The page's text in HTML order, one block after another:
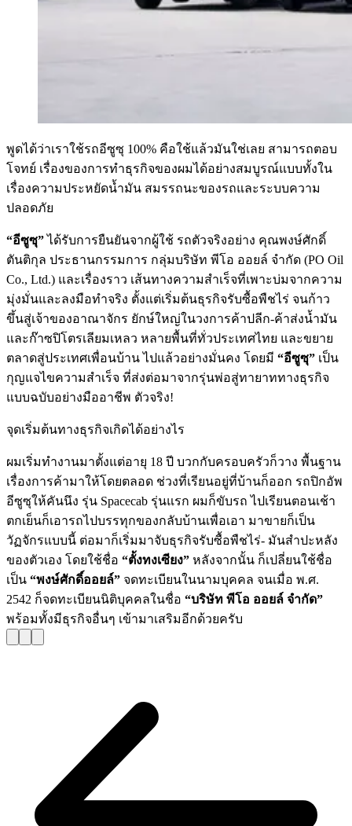
พูดได้ว่าเราใช้รถอีซูซุ 100% คือใช้แล้วมันใช่เลย สามารถตอบ
โจทย์ เรื่องของการทำธุรกิจของผมได้อย่างสมบูรณ์แบบทั้งใน
เรื่องความประหยัดน้ำมัน สมรรถนะของรถและระบบความ
ปลอดภัย
“อีซูซุ”ได้รับการยืนยันจากผู้ใช้ รถตัวจริงอย่าง คุณพงษ์ศักดิ์
ตันติกุล ประธานกรรมการ กลุ่มบริษัท พีโอ ออยล์ จำกัด (PO Oil
Co., Ltd.) และเรื่องราว เส้นทางความสำเร็จที่เพาะบ่มจากความ
มุ่งมั่นและลงมือทำจริง ตั้งแต่เริ่มต้นธุรกิจรับซื้อพืชไร่ จนก้าว
ขึ้นสู่เจ้าของอาณาจักร ยักษ์ใหญ่ในวงการค้าปลีก-ค้าส่งน้ำมัน
และก๊าซปิโตรเลียมเหลว หลายพื้นที่ทั่วประเทศไทย และขยาย
ตลาดสู่ประเทศเพื่อนบ้าน ไปแล้วอย่างมั่นคง โดยมี “อีซูซุ” เป็น
กุญแจไขความสำเร็จ ที่ส่งต่อมาจากรุ่นพ่อสู่ทายาททางธุรกิจ
แบบฉบับอย่างมืออาชีพ ตัวจริง!
จุดเริ่มต้นทางธุรกิจเกิดได้อย่างไร
ผมเริ่มทำงานมาตั้งแต่อายุ 18 ปี บวกกับครอบครัวก็วาง พื้นฐาน
เรื่องการค้ามาให้โดยตลอด ช่วงที่เรียนอยู่ที่บ้านก็ออก รถปิกอัพ
อีซูซุให้คันนึง รุ่น Spacecab รุ่นแรก ผมก็ขับรถ ไปเรียนตอนเช้า
ตกเย็นก็เอารถไปบรรทุกของกลับบ้านเพื่อเอา มาขายก็เป็น
วัฏจักรแบบนี้ ต่อมาก็เริ่มมาจับธุรกิจรับซื้อพืชไร่- มันสำปะหลัง
ของตัวเอง โดยใช้ชื่อ “ตั้งทงเซียง” หลังจากนั้น ก็เปลี่ยนใช้ชื่อ
เป็น “พงษ์ศักดิ์ออยล์” จดทะเบียนในนามบุคคล จนเมื่อ พ.ศ.
2542 ก็จดทะเบียนนิติบุคคลในชื่อ “บริษัท พีโอ ออยล์ จำกัด”
พร้อมทั้งมีธุรกิจอื่นๆ เข้ามาเสริมอีกด้วยครับ